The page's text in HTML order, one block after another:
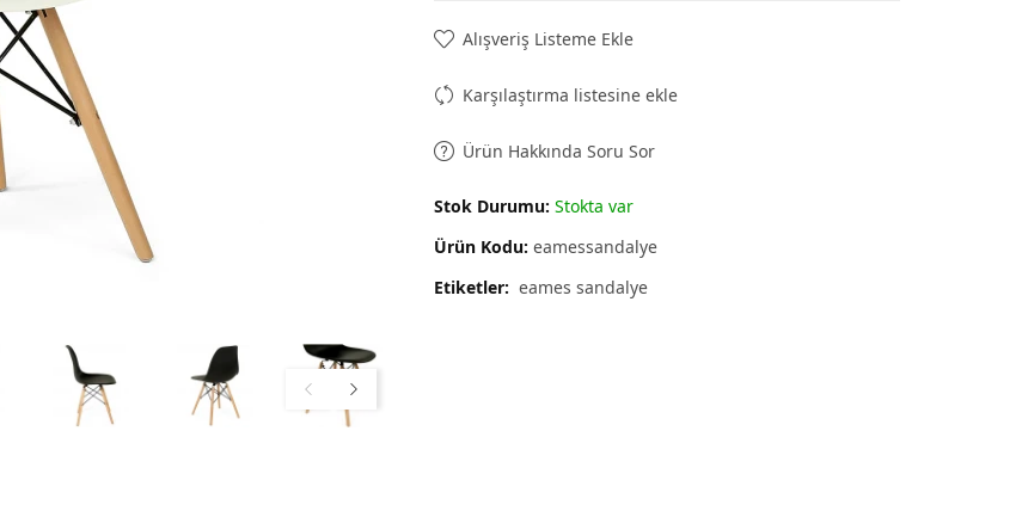
Alışveriş Listeme Ekle
Karşılaştırma listesine ekle
Ürün Hakkında Soru Sor
Stok Durumu: Stokta var
Ürün Kodu: eamessandalye
Etiketler: eames sandalye